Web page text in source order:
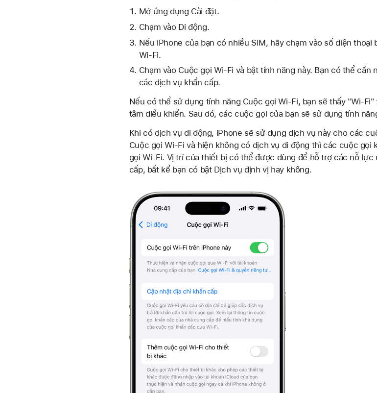
Mở ứng dụng Cài đặt.
Chạm vào Di động.
Nếu iPhone của bạn có nhiều SIM, hãy chạm vào số điện
Wi-Fi.
Chạm vào Cuộc gọi Wi-Fi và bật tính năng này. Bạn có thể
các dịch vụ khẩn cấp.
Nếu có thể sử dụng tính năng Cuộc gọi Wi-Fi, bạn sẽ thấy "Wi-
tâm điều khiển. Sau đó, các cuộc gọi của bạn sẽ sử dụng tính
Khi có dịch vụ di động, iPhone sẽ sử dụng dịch vụ này cho các
Cuộc gọi Wi-Fi và hiện không có dịch vụ di động thì các cuộc gọi
gọi Wi-Fi. Vị trí của thiết bị có thể được dùng để hỗ trợ các nỗ
cấp, bất kể bạn có bật Dịch vụ định vị hay không.